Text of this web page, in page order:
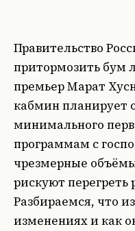
Правительство
притормозить бум
премьер Марат
кабмин планирует
минимального
программам с
чрезмерные
рискуют
Разбираемся, что
изменениях и как